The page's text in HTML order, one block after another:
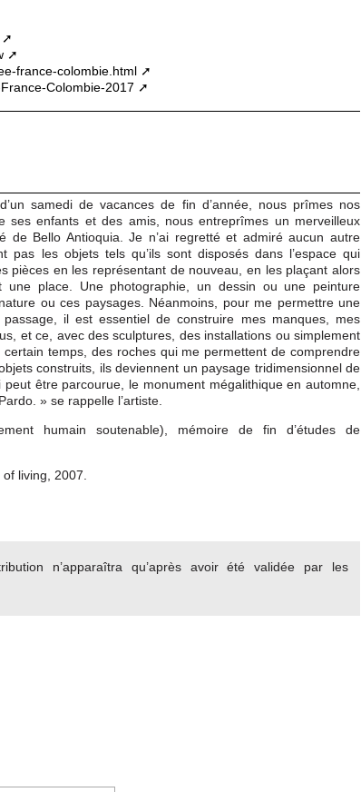
france-colombie.html
Colombie-2017
samedi de vacances de fin d’année, nous prîmes nos
ses enfants et des amis, nous entreprîmes un merveilleux
de Bello Antioquia. Je n’ai regretté et admiré aucun autre
les objets tels qu’ils sont disposés dans l’espace qui
pièces en les représentant de nouveau, en les plaçant alors
place. Une photographie, un dessin ou une peinture
ou ces paysages. Néanmoins, pour me permettre une
il est essentiel de construire mes manques, mes
et ce, avec des sculptures, des installations ou simplement
temps, des roches qui me permettent de comprendre
construits, ils deviennent un paysage tridimensionnel de
être parcourue, le monument mégalithique en automne,
» se rappelle l’artiste.
humain soutenable), mémoire de fin d’études de
living, 2007.
n’apparaîtra qu’après avoir été validée par les